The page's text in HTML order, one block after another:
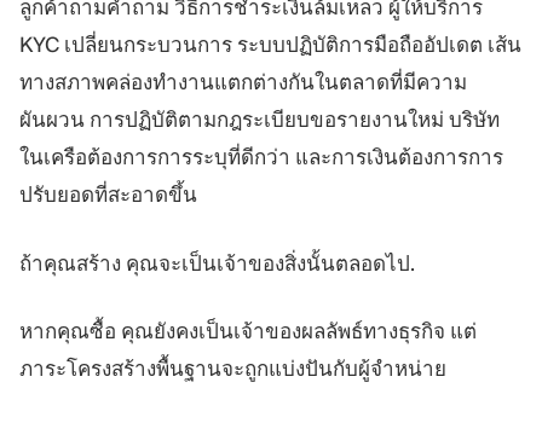
ลูกค้าถามคำถาม วิธีการชำระเงินล้มเหลว ผู้ให้บริการ
KYC เปลี่ยนกระบวนการ ระบบปฏิบัติการมือถืออัปเดต เส้น
ทางสภาพคล่องทำงานแตกต่างกันในตลาดที่มีความ
ผันผวน การปฏิบัติตามกฎระเบียบขอรายงานใหม่ บริษัท
ในเครือต้องการการระบุที่ดีกว่า และการเงินต้องการการ
ปรับยอดที่สะอาดขึ้น
ถ้าคุณสร้าง คุณจะเป็นเจ้าของสิ่งนั้นตลอดไป.
หากคุณซื้อ คุณยังคงเป็นเจ้าของผลลัพธ์ทางธุรกิจ แต่
ภาระโครงสร้างพื้นฐานจะถูกแบ่งปันกับผู้จำหน่าย